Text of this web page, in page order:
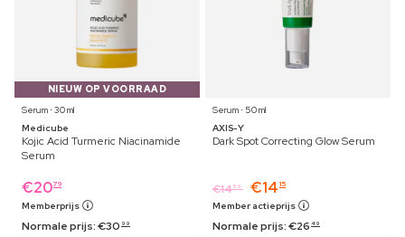
NIEUW OP VOORRAAD
Serum ⋅ 30 ml
Medicube
Kojic Acid Turmeric Niacinamide
Serum
€2079
Memberprijs
Normale prijs:€30 99
Serum ⋅ 50 ml
AXIS-Y
Dark Spot Correcting Glow Serum
€1459 €14 15
Member actieprijs
Normale prijs:€26 49